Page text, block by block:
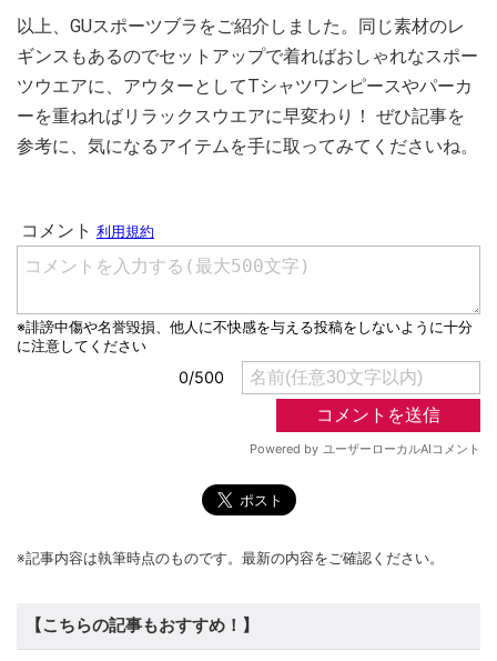
以上、GUスポーツブラをご紹介しました。同じ素材のレ
ギンスもあるのでセットアップで着ればおしゃれなスポー
ツウエアに、アウターとしてTシャツワンピースやパーカ
ーを重ねればリラックスウエアに早変わり！ ぜひ記事を
参考に、気になるアイテムを手に取ってみてくださいね。
※記事内容は執筆時点のものです。最新の内容をご確認ください。
【こちらの記事もおすすめ！】